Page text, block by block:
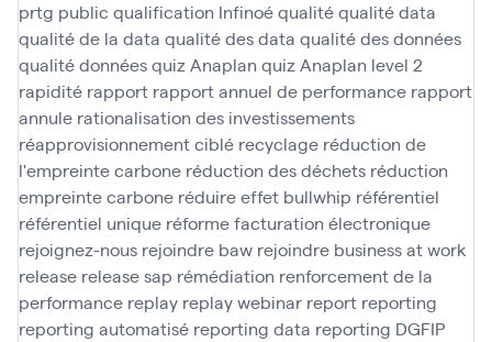
prtg public qualification Infinoéqualitéqualité data
qualité de la data qualité des data qualité des données
qualité donnéesquiz Anaplan quiz Anaplan level 2
rapidité rapport rapport annuel de performance rapport
annule rationalisation des investissements
réapprovisionnement ciblé recyclage réduction de
l'empreinte carbone réduction des déchets réduction
empreinte carbone réduire effet bullwhip référentiel
référentiel unique réforme facturation électronique
rejoignez-nous rejoindre baw rejoindre business at work
release release sap rémédiation renforcement de la
performance replay replay webinar report reporting
reporting automatisé reporting data reporting DGFIP